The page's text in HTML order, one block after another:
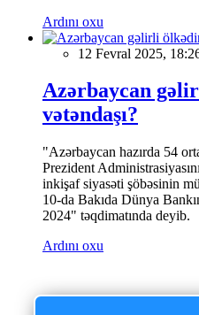
Ardını oxu
12 Fevral 2025,
Azərbaycan
vətəndaşı?
"Azərbaycan hazırda 54
Prezident
inkişaf siyasəti şöbəsinin
10-da Bakıda Dünya
2024" təqdimatında deyib.
Ardını oxu